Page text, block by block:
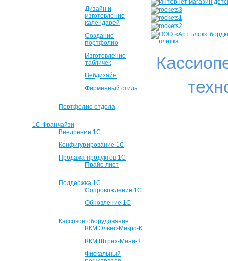
Дизайн и
изготовление
календарей
Создание
портфолио
Изготовление
табличек
Вебдизайн
Фирменный стиль
Портфолио отдела
1С-Франчайзи
Внедрение 1С
Конфигурирование 1С
Продажа продуктов 1С
Прайс-лист
Поддержка 1С
Сопровождение 1С
Обновление 1С
Кассовое оборудование
ККМ Элвес-Микро-К
ККМ Штрих-Мини-К
Фискальный